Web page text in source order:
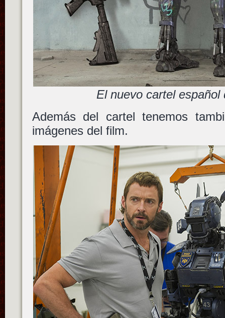
El nuevo cartel español
Además del cartel tenemos
imágenes del film.